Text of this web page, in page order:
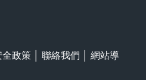
全政策 聯絡我們
網站導